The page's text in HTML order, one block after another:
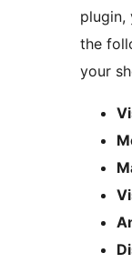
plugin,
the
your